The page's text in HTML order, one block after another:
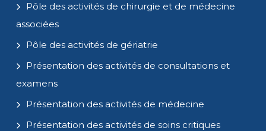
Pôle des activités de chirurgie et de médecine
associées
Pôle des activités de gériatrie
Présentation des activités de consultations et
examens
Présentation des activités de médecine
Présentation des activités de soins critiques